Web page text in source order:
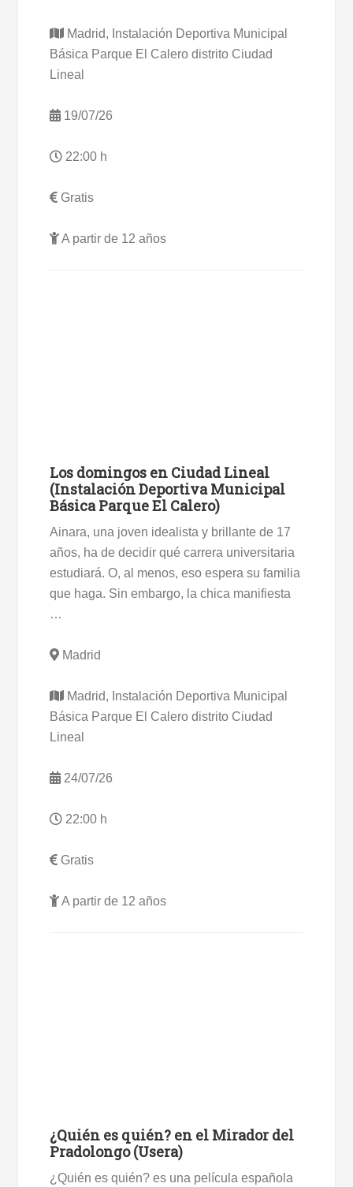
Madrid, Instalación Deportiva Municipal
Básica Parque El Calero distrito Ciudad
Lineal
19/07/26
22:00 h
Gratis
A partir de 12 años
Los domingos en Ciudad Lineal
(Instalación Deportiva Municipal
Básica Parque El Calero)
Ainara, una joven idealista y brillante de 17
años, ha de decidir qué carrera universitaria
estudiará. O, al menos, eso espera su familia
que haga. Sin embargo, la chica manifiesta
…
Madrid
Madrid, Instalación Deportiva Municipal
Básica Parque El Calero distrito Ciudad
Lineal
24/07/26
22:00 h
Gratis
A partir de 12 años
¿Quién es quién? en el Mirador del
Pradolongo (Usera)
¿Quién es quién? es una película española